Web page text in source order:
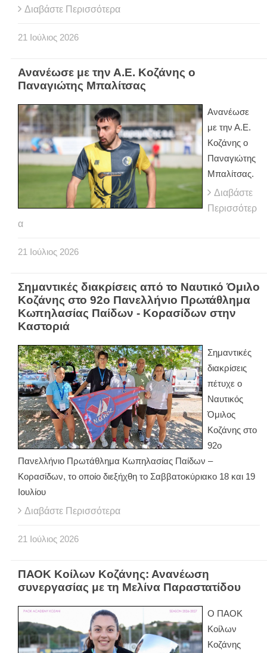
Διαβάστε Περισσότερα
21 Ιούλιος 2026
Ανανέωσε με την Α.Ε. Κοζάνης ο
Παναγιώτης Μπαλίτσας
Ανανέωσε
με την Α.Ε.
Κοζάνης ο
Παναγιώτης
Μπαλίτσας.
Διαβάστε
Περισσότερ
α
21 Ιούλιος 2026
Σημαντικές διακρίσεις από το Ναυτικό Όμιλο
Κοζάνης στο 92ο Πανελλήνιο Πρωτάθλημα
Κωπηλασίας Παίδων - Κορασίδων στην
Καστοριά
Σημαντικές
διακρίσεις
πέτυχε ο
Ναυτικός
Όμιλος
Κοζάνης στο
92ο
Πανελλήνιο Πρωτάθλημα Κωπηλασίας Παίδων –
Κορασίδων, το οποίο διεξήχθη το Σαββατοκύριακο 18 και 19
Ιουλίου
Διαβάστε Περισσότερα
21 Ιούλιος 2026
ΠΑΟΚ Κοίλων Κοζάνης: Ανανέωση
συνεργασίας με τη Μελίνα Παραστατίδου
Ο ΠΑΟΚ
Κοίλων
Κοζάνης